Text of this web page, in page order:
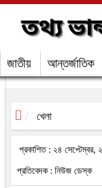
জাতীয় আন্তর্জাতিক
খেলা
প্রকাশিত : ২৪
প্রতিবেদক : নিউজ ডেস্ক